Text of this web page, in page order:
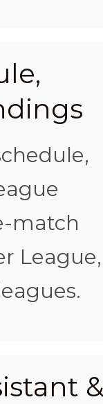
match
League,